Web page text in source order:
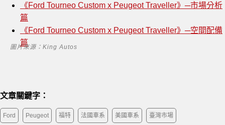
《Ford Tourneo Custom x Peugeot Traveller》─市場分析
篇
《Ford Tourneo Custom x Peugeot Traveller》─空間配備
篇
圖片來源：King Autos
文章關鍵字：
Ford Peugeot 福特 法國車系 美國車系 臺灣市場